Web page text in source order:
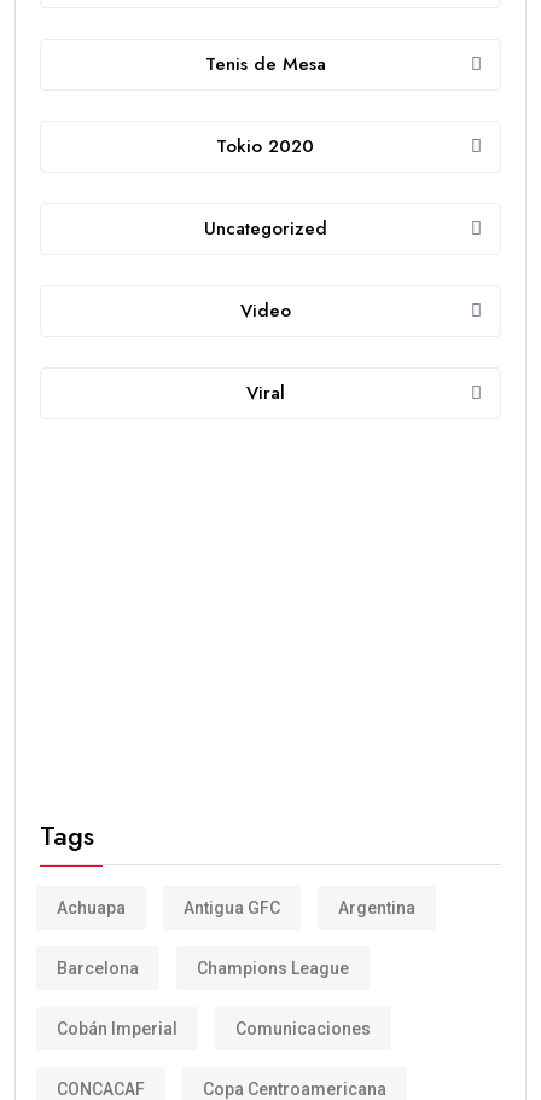
Tenis de Mesa
Tokio 2020
Uncategorized
Video
Viral
Tags
Achuapa Antigua GFC Argentina
Barcelona Champions League
Cobán Imperial Comunicaciones
CONCACAF Copa Centroamericana